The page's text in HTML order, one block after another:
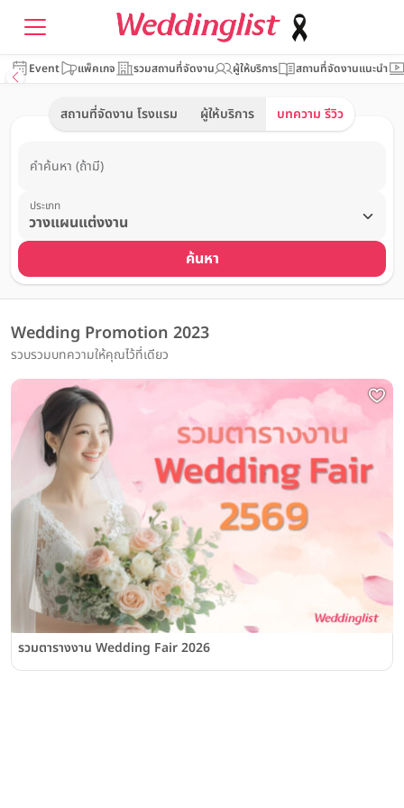
Event แพ็คเกจ รวมสถานที่จัดงาน ผู้ให้บริการ สถานที่จัดงานแนะนำ
สถานที่จัดงาน โรงแรม ผู้ให้บริการ บทความ รีวิว
คำค้นหา (ถ้ามี)
ประเภท
ค้นหา
Wedding Promotion 2023
รวบรวมบทความให้คุณไว้ที่เดียว
รวมตารางงาน Wedding Fair 2026